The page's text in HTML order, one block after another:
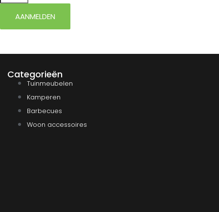
AANMELDEN
Categorieën
Tuinmeubelen
Kamperen
Barbecues
Woon accessoires